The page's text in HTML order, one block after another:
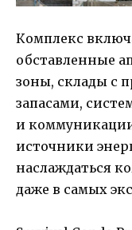
Комплекс
обставленные
зоны, склады с
запасами,
и
источники
наслаждаться
даже в самых